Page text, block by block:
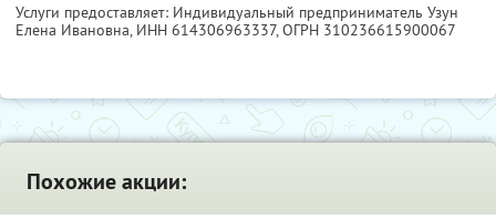
Услуги предоставляет: Индивидуальный предприниматель Узун
Елена Ивановна, ИНН 614306963337, ОГРН 310236615900067
Похожие акции: